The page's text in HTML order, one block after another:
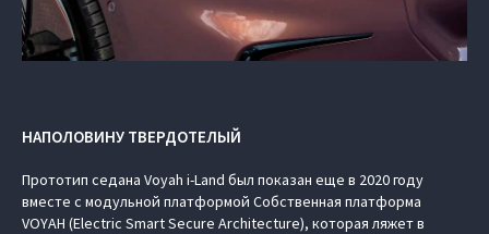
НАПОЛОВИНУ ТВЕРДОТЕЛЫЙ
Прототип седана Voyah i-Land был показан еще в 2020 году
вместе с модульной платформой Cобственная платформа
VOYAH (Electric Smart Secure Architecture), которая ляжет в